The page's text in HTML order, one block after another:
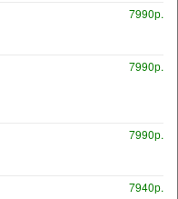
7990р.
7990р.
7990р.
7940р.